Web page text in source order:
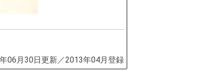
06月30日 更新／2013年04月 登録